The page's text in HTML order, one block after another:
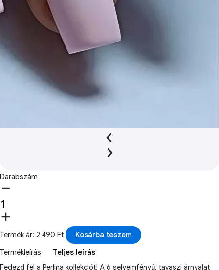
Darabszám
Termék ár: 2 490 Ft
Kosárba teszem
Termékleírás
Teljes leírás
Fedezd fel a Perlina kollekciót! A 6 selyemfényű, tavaszi árnyalat